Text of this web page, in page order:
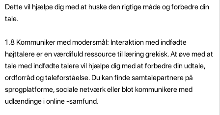
Dette vil hjælpe dig med at huske den rigtige måde og forbedre din
tale.
1.8 Kommuniker med modersmål: Interaktion med indfødte
højttalere er en værdifuld ressource til læring grekisk. At øve med at
tale med indfødte talere vil hjælpe dig med at forbedre din udtale,
ordforråd og taleforståelse. Du kan finde samtalepartnere på
sprogplatforme, sociale netværk eller blot kommunikere med
udlændinge i online -samfund.